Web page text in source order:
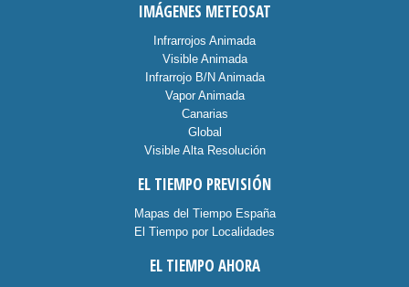
IMÁGENES METEOSAT
Infrarrojos Animada
Visible Animada
Infrarrojo B/N Animada
Vapor Animada
Canarias
Global
Visible Alta Resolución
EL TIEMPO PREVISIÓN
Mapas del Tiempo España
El Tiempo por Localidades
EL TIEMPO AHORA